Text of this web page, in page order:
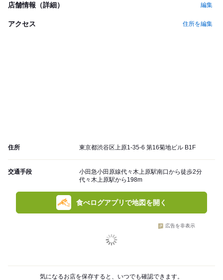
店舗情報（詳細） 編集
アクセス 住所を編集
住所 東京都渋谷区上原1-35-6 第16菊地ビル B1F
交通手段
小田急小田原線代々木上原駅南口から徒歩2分
代々木上原駅から198m
食べログアプリで地図を開く
広告を非表示
気になるお店を保存すると、いつでも確認できます。